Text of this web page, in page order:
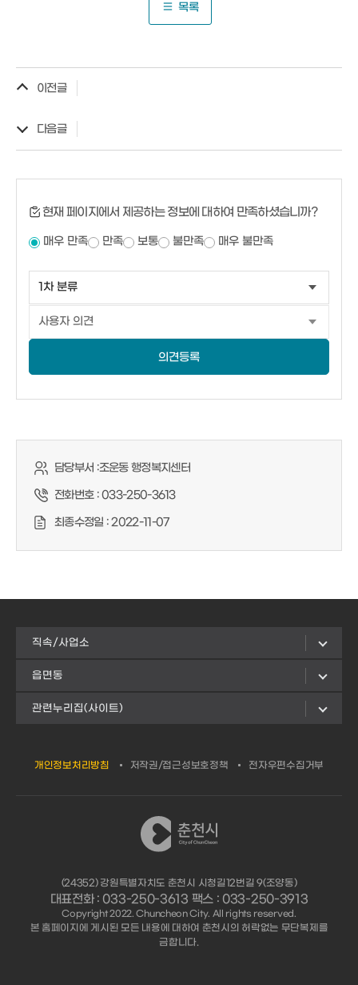
목록
이전글
다음글
현재 페이지에서 제공하는 정보에 대하여 만족하셨습니까?
매우 만족 만족 보통 불만족 매우 불만족
의견등록
담당부서 :조운동 행정복지센터
전화번호 :033-250-3613
최종수정일 :2022-11-07
직속/사업소
읍면동
관련누리집(사이트)
개인정보처리방침 저작권/접근성보호정책 전자우편수집거부
(24352) 강원특별자치도 춘천시 시청길12번길 9(조양동)
대표전화 : 033-250-3613 팩스 : 033-250-3913
Copyright 2022. Chuncheon City. All rights reserved.
본 홈페이지에 게시된 모든 내용에 대하여 춘천시의 허락없는 무단복제를
금합니다.